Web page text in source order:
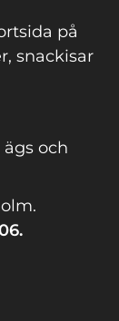
på
snackisar
och